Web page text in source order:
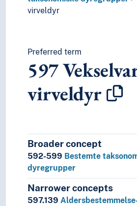
50Naturvitenskap
Religion
Samfunnsvitenskap
Språk
virveldyr
Preferred term
597
virveldyr
Broader concept
592-599 Bestemte
dyregrupper
Narrower concepts
597.139